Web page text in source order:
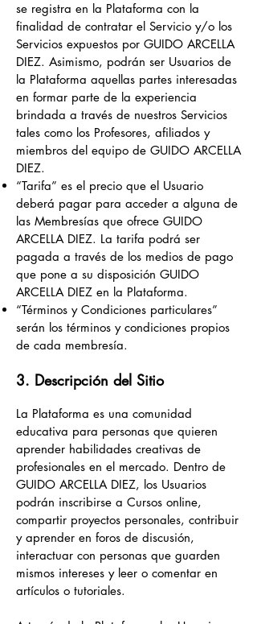
se registra en la Plataforma con la
finalidad de contratar el Servicio y/o los
Servicios expuestos por GUIDO ARCELLA
DIEZ. Asimismo, podrán ser Usuarios de
la Plataforma aquellas partes interesadas
en formar parte de la experiencia
brindada a través de nuestros Servicios
tales como los Profesores, afiliados y
miembros del equipo de GUIDO ARCELLA
DIEZ.
“Tarifa” es el precio que el Usuario
deberá pagar para acceder a alguna de
las Membresías que ofrece GUIDO
ARCELLA DIEZ. La tarifa podrá ser
pagada a través de los medios de pago
que pone a su disposición GUIDO
ARCELLA DIEZ en la Plataforma.
“Términos y Condiciones particulares”
serán los términos y condiciones propios
de cada membresía.
3. Descripción del Sitio
La Plataforma es una comunidad
educativa para personas que quieren
aprender habilidades creativas de
profesionales en el mercado. Dentro de
GUIDO ARCELLA DIEZ, los Usuarios
podrán inscribirse a Cursos online,
compartir proyectos personales, contribuir
y aprender en foros de discusión,
interactuar con personas que guarden
mismos intereses y leer o comentar en
artículos o tutoriales.